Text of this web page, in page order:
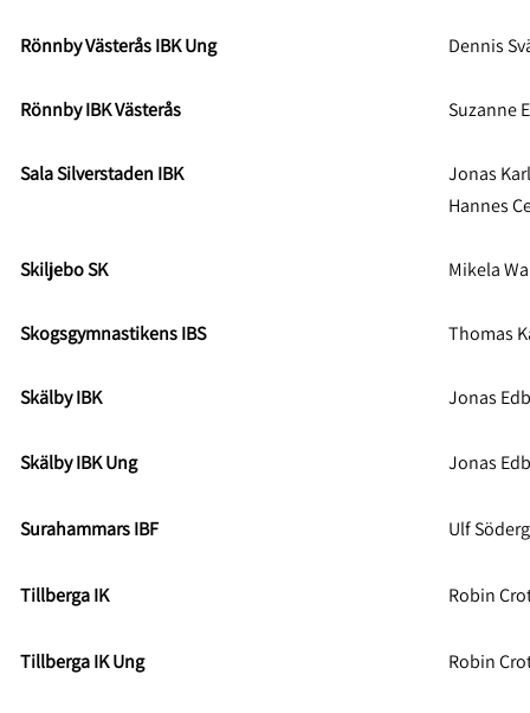
Rönnby Västerås IBK Ung Dennis
Rönnby IBK Västerås Suzanne
Sala Silverstaden IBK
Jonas
Hannes
Skiljebo SK Mikela
Skogsgymnastikens IBS Thomas
Skälby IBK Jonas
Skälby IBK Ung Jonas
Surahammars IBF Ulf
Tillberga IK Robin
Tillberga IK Ung Robin